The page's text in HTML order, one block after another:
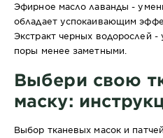
Эфирное масло лаванды -
обладает успокаивающим
Экстракт черных водорослей
поры менее заметными.
Выбери свою
маску:
Выбор тканевых масок и